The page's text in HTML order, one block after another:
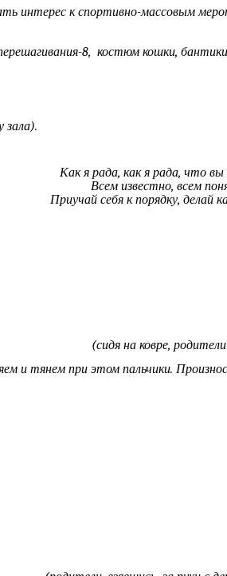
интерес к спортивно-массовым
8, костюм кошки,
зала).
Как я рада,
Всем известно,
к порядку, делай
лицом к
и тянем при этом пальчики.